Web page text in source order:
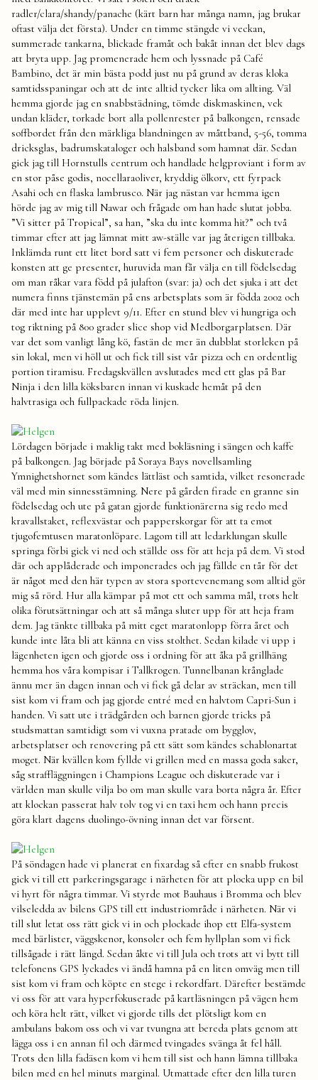
radler/clara/shandy/panache (kärt barn har många namn, jag brukar
oftast välja det första). Under en timme stängde vi veckan,
summerade tankarna, blickade framåt och bakåt innan det blev dags
att bryta upp. Jag promenerade hem och lyssnade på Café
Bambino, det är min bästa podd just nu på grund av deras kloka
samtidsspaningar och att de inte alltid tycker lika om allting. Väl
hemma gjorde jag en snabbstädning, tömde diskmaskinen, vek
undan kläder, torkade bort alla pollenrester på balkongen, rensade
soffbordet från den märkliga blandningen av måttband, 5-56, tomma
dricksglas, badrumskataloger och halsband som hamnat där. Sedan
gick jag till Hornstulls centrum och handlade helgproviant i form av
en stor påse godis, nocellaraoliver, kryddig ölkorv, ett fyrpack
Asahi och en flaska lambrusco. När jag nästan var hemma igen
hörde jag av mig till Nawar och frågade om han hade slutat jobba.
”Vi sitter på Tropical”, sa han, ”ska du inte komma hit?” och två
timmar efter att jag lämnat mitt aw-ställe var jag återigen tillbaka.
Inklämda runt ett litet bord satt vi fem personer och diskuterade
konsten att ge presenter, huruvida man får välja en till födelsedag
om man råkar vara född på julafton (svar: ja) och det sjuka i att det
numera finns tjänstemän på ens arbetsplats som är födda 2002 och
där med inte har upplevt 9/11. Efter en stund blev vi hungriga och
tog riktning på 800 grader slice shop vid Medborgarplatsen. Där
var det som vanligt lång kö, fastän de mer än dubblat storleken på
sin lokal, men vi höll ut och fick till sist vår pizza och en ordentlig
portion tiramisu. Fredagskvällen avslutades med ett glas på Bar
Ninja i den lilla köksbaren innan vi kuskade hemåt på den
halvtrasiga och fullpackade röda linjen.
Lördagen började i maklig takt med bokläsning i sängen och kaffe
på balkongen. Jag började på Soraya Bays novellsamling
Ymnighetshornet som kändes lättläst och samtida, vilket resonerade
väl med min sinnesstämning. Nere på gården firade en granne sin
födelsedag och ute på gatan gjorde funktionärerna sig redo med
kravallstaket, reflexvästar och papperskorgar för att ta emot
tjugofemtusen maratonlöpare. Lagom till att ledarklungan skulle
springa förbi gick vi ned och ställde oss för att heja på dem. Vi stod
där och applåderade och imponerades och jag fällde en tår för det
är något med den här typen av stora sportevenemang som alltid gör
mig så rörd. Hur alla kämpar på mot ett och samma mål, trots helt
olika förutsättningar och att så många sluter upp för att heja fram
dem. Jag tänkte tillbaka på mitt eget maratonlopp förra året och
kunde inte låta bli att känna en viss stolthet. Sedan kilade vi upp i
lägenheten igen och gjorde oss i ordning för att åka på grillhäng
hemma hos våra kompisar i Tallkrogen. Tunnelbanan krånglade
ännu mer än dagen innan och vi fick gå delar av sträckan, men till
sist kom vi fram och jag gjorde entré med en halvtom Capri-Sun i
handen. Vi satt ute i trädgården och barnen gjorde tricks på
studsmattan samtidigt som vi vuxna pratade om bygglov,
arbetsplatser och renovering på ett sätt som kändes schablonartat
moget. När kvällen kom fyllde vi grillen med en massa goda saker,
såg straffläggningen i Champions League och diskuterade var i
världen man skulle vilja bo om man skulle vara borta några år. Efter
att klockan passerat halv tolv tog vi en taxi hem och hann precis
göra klart dagens duolingo-övning innan det var försent.
På söndagen hade vi planerat en fixardag så efter en snabb frukost
gick vi till ett parkeringsgarage i närheten för att plocka upp en bil
vi hyrt för några timmar. Vi styrde mot Bauhaus i Bromma och blev
vilseledda av bilens GPS till ett industriområde i närheten. När vi
till slut letat oss rätt gick vi in och plockade ihop ett Elfa-system
med bärlister, väggskenor, konsoler och fem hyllplan som vi fick
tillsågade i rätt längd. Sedan åkte vi till Jula och trots att vi bytt till
telefonens GPS lyckades vi ändå hamna på en liten omväg men till
sist kom vi fram och köpte en stege i rekordfart. Därefter bestämde
vi oss för att vara hyperfokuserade på kartläsningen på vägen hem
och köra helt rätt, vilket vi gjorde tills det plötsligt kom en
ambulans bakom oss och vi var tvungna att bereda plats genom att
lägga oss i en annan fil och därmed tvingades svänga åt fel håll.
Trots den lilla fadäsen kom vi hem till sist och hann lämna tillbaka
bilen med en hel minuts marginal. Utmattade efter den lilla turen